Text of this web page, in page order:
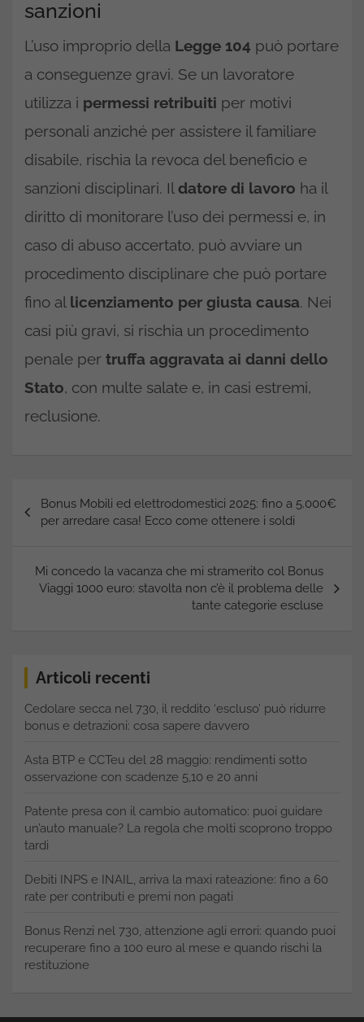
sanzioni
L’uso improprio della Legge 104 può portare
a conseguenze gravi. Se un lavoratore
utilizza i permessi retribuiti per motivi
personali anziché per assistere il familiare
disabile, rischia la revoca del beneficio e
sanzioni disciplinari. Ildatore di lavoro ha il
diritto di monitorare l’uso dei permessi e, in
caso di abuso accertato, può avviare un
procedimento disciplinare che può portare
fino al licenziamento per giusta causa. Nei
casi più gravi, si rischia un procedimento
penale per truffa aggravata ai danni dello
Stato, con multe salate e, in casi estremi,
reclusione.
Navigazione
articoli
Bonus Mobili ed elettrodomestici 2025: fino a 5.000€
per arredare casa! Ecco come ottenere i soldi
Mi concedo la vacanza che mi stramerito col Bonus
Viaggi 1000 euro: stavolta non c’è il problema delle
tante categorie escluse
Articoli recenti
Cedolare secca nel 730, il reddito ‘escluso’ può ridurre
bonus e detrazioni: cosa sapere davvero
Asta BTP e CCTeu del 28 maggio: rendimenti sotto
osservazione con scadenze 5,10 e 20 anni
Patente presa con il cambio automatico: puoi guidare
un’auto manuale? La regola che molti scoprono troppo
tardi
Debiti INPS e INAIL, arriva la maxi rateazione: fino a 60
rate per contributi e premi non pagati
Bonus Renzi nel 730, attenzione agli errori: quando puoi
recuperare fino a 100 euro al mese e quando rischi la
restituzione